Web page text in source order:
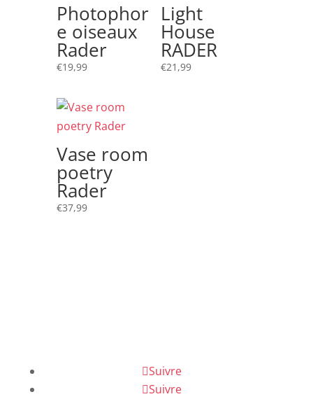
Photophor
e oiseaux
Rader
€19,99
Light
House
RADER
€21,99
Vase room
poetry
Rader
€37,99
Suivre
Suivre